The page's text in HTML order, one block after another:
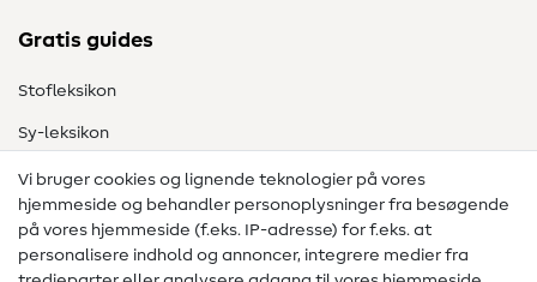
Gratis guides
Stofleksikon
Sy-leksikon
Syvejledninger
Hjælp & kontakt
Kontakt
Vi bruger cookies og lignende teknologier på vores
hjemmeside og behandler personoplysninger fra besøgende
på vores hjemmeside (f.eks. IP-adresse) for f.eks. at
personalisere indhold og annoncer, integrere medier fra